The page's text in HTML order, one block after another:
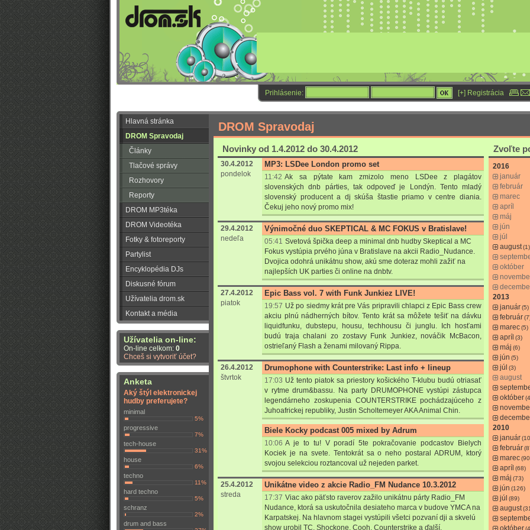
Prihlásenie: [+] Registrácia
Hlavná stránka
DROM Spravodaj
Články
Tlačové správy
Rozhovory
Reporty
DROM MP3téka
DROM Videotéka
Fotky & fotoreporty
Partylist
Encyklopédia DJs
Diskusné fórum
Užívatelia drom.sk
Kontakt a média
Užívatelia on-line:
On-line celkom: 0
Chceš si vytvoriť účet?
Anketa
Aký štýl elektronickej
hudby preferujete?
minimal
5%
progressive
7%
tech-house
31%
house
6%
techno
11%
hard techno
5%
schranz
2%
drum and bass
DROM Spravodaj
Novinky od 1.4.2012 do 30.4.2012
30.4.2012
pondelok
MP3: LSDee London promo set
11:42 Ak sa pýtate kam zmizolo meno LSDee z plagátov
slovenských dnb párties, tak odpoveď je Londýn. Tento mladý
slovenský producent a dj skúša štastie priamo v centre diania.
Čekuj jeho nový promo mix!
29.4.2012
nedeľa
Výnimočné duo SKEPTICAL & MC FOKUS v Bratislave!
05:41 Svetová špička deep a minimal dnb hudby Skeptical a MC
Fokus vystúpia prvého júna v Bratislave na akcii Radio_Nudance.
Dvojica odohrá unikátnu show, akú sme doteraz mohli zažiť na
najlepších UK parties či online na dnbtv.
27.4.2012
piatok
Epic Bass vol. 7 with Funk Junkiez LIVE!
19:57 Už po siedmy krát pre Vás pripravili chlapci z Epic Bass crew
akciu plnú nádherných bítov. Tento krát sa môžete tešiť na dávku
liquidfunku, dubstepu, housu, techhousu či junglu. Ich hosťami
budú traja chalani zo zostavy Funk Junkiez, nováčik McBacon,
ostrieľaný Flash a ženami milovaný Rippa.
26.4.2012
štvrtok
Drumophone with Counterstrike: Last info + lineup
17:03 Už tento piatok sa priestory košického T-klubu budú otriasať
v rytme drum&bassu. Na party DRUMOPHONE vystúpi zástupca
legendárneho zoskupenia COUNTERSTRIKE pochádzajúceho z
Juhoafrickej republiky, Justin Scholtemeyer AKA Animal Chin.
Biele Kocky podcast 005 mixed by Adrum
10:06 A je to tu! V poradí 5te pokračovanie podcastov Bielych
Kociek je na svete. Tentokrát sa o neho postaral ADRUM, ktorý
svojou selekciou roztancoval už nejeden parket.
25.4.2012
streda
Unikátne video z akcie Radio_FM Nudance 10.3.2012
17:37 Viac ako päťsto raverov zažilo unikátnu párty Radio_FM
Nudance, ktorá sa uskutočnila desiateho marca v budove YMCA na
Karpatskej. Na hlavnom stagei vystúpili všetci pozvaní dji a skvelú
show urobil TC, Shockone, Cooh, Counterstrike a ďalší.
Zvoľte
2016
január
február
marec
apríl
máj
jún
júl
august(1)
október
2013
január(5)
február
marec(5)
apríl (3)
máj (6)
jún (5)
júl (3)
august
október
2010
január
február
marec
apríl (68)
máj (73)
jún (126)
júl (89)
august
október